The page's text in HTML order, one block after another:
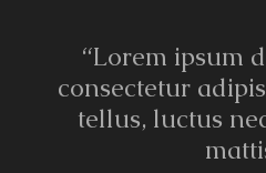
“Lorem ipsum
consectetur
tellus, luctus